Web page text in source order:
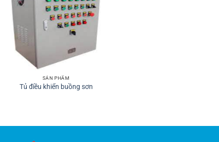
SẢN PHẨM
Tủ điều khiển buồng sơn